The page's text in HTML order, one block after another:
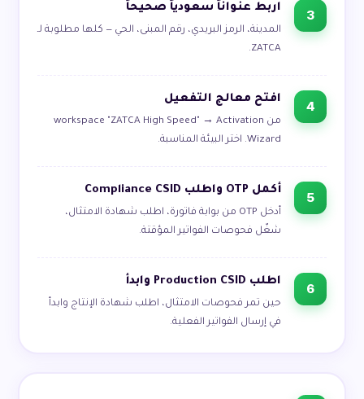
اربط عنواناً سعودياً صحيحاً
المدينة، الرمز البريدي، رقم المبنى، الحي — كلها مطلوبة لـ
ZATCA.
افتح معالج التفعيل
من workspace "ZATCA High Speed" → Activation
Wizard. اختر البيئة المناسبة.
أكمل OTP واطلب Compliance CSID
أدخل OTP من بوابة فاتورة، اطلب شهادة الامتثال،
شغّل فحوصات الفواتير المؤقتة.
اطلب Production CSID وابدأ
حين تمر فحوصات الامتثال، اطلب شهادة الإنتاج وابدأ
في إرسال الفواتير الفعلية.